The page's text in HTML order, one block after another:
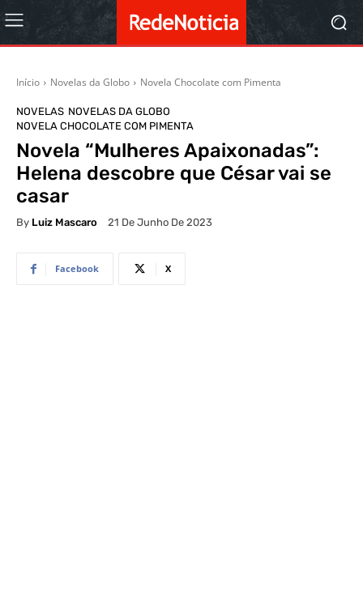
Início Novelas da Globo Novela Chocolate com Pimenta
NOVELAS NOVELAS DA GLOBO
NOVELA CHOCOLATE COM PIMENTA
Novela “Mulheres Apaixonadas”:
Helena descobre que César vai se
casar
By Luiz Mascaro 21 De Junho De 2023
Facebook X